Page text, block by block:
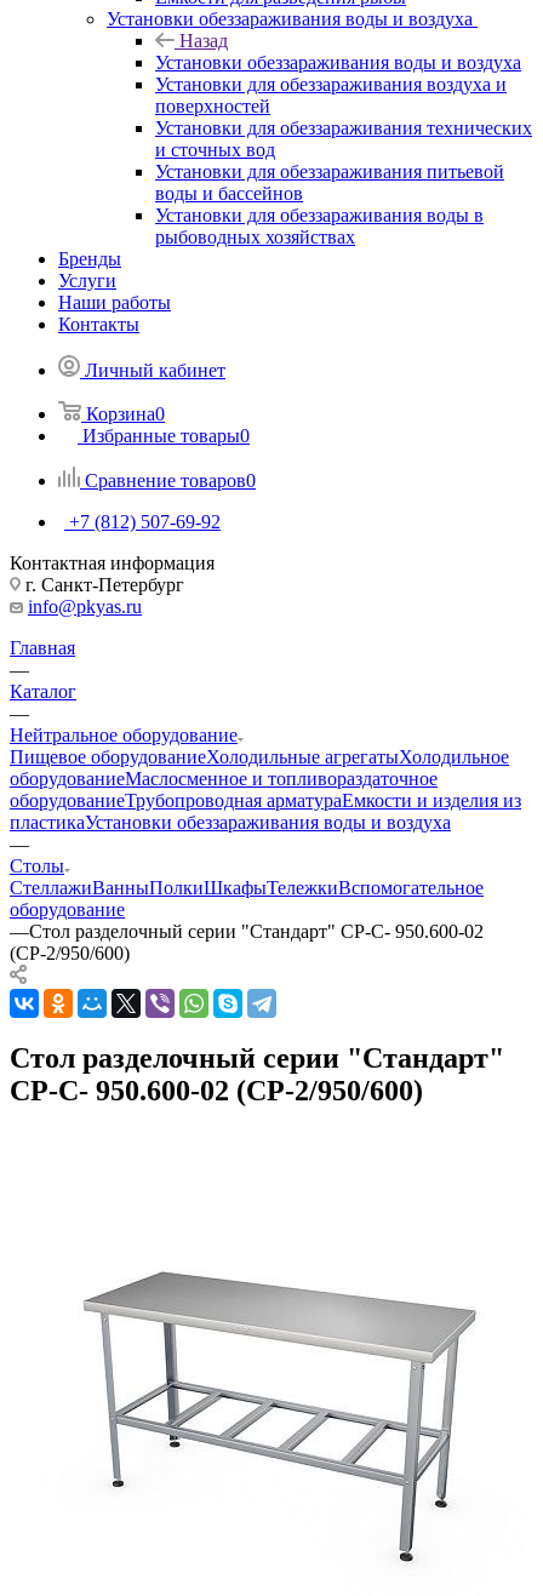
Установки обеззараживания воды и воздуха
Назад
Установки обеззараживания воды и воздуха
Установки для обеззараживания воздуха и
поверхностей
Установки для обеззараживания технических
и сточных вод
Установки для обеззараживания питьевой
воды и бассейнов
Установки для обеззараживания воды в
рыбоводных хозяйствах
Бренды
Услуги
Наши работы
Контакты
Личный кабинет
Корзина0
Избранные товары0
Сравнение товаров0
+7 (812) 507-69-92
Контактная информация
г. Санкт-Петербург
info@pkyas.ru
Главная
—
Каталог
—
Нейтральное оборудование
Пищевое оборудованиеХолодильные агрегатыХолодильное
оборудованиеМаслосменное и топливораздаточное
оборудованиеТрубопроводная арматураЕмкости и изделия из
пластикаУстановки обеззараживания воды и воздуха
—
Столы
СтеллажиВанныПолкиШкафыТележкиВспомогательное
оборудование
—Стол разделочный серии "Стандарт" СР-С- 950.600-02
(СР-2/950/600)
Стол разделочный серии "Стандарт"
СР-С- 950.600-02 (СР-2/950/600)